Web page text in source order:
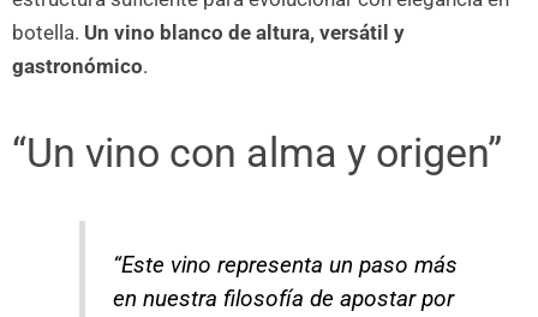
botella. Un vino blanco de altura, versátil y
gastronómico.
“Un vino con alma y origen”
“Este vino representa un paso más
en nuestra filosofía de apostar por